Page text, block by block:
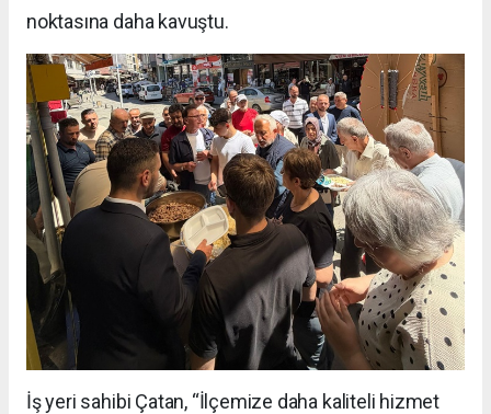
noktasına daha kavuştu.
İş yeri sahibi Çatan, “İlçemize daha kaliteli hizmet